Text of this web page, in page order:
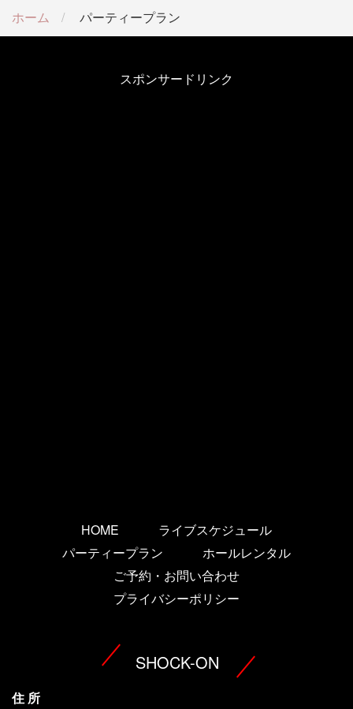
ホーム パーティープラン
スポンサードリンク
HOME
ライブスケジュール
パーティープラン
ホールレンタル
ご予約・お問い合わせ
プライバシーポリシー
SHOCK-ON
住 所